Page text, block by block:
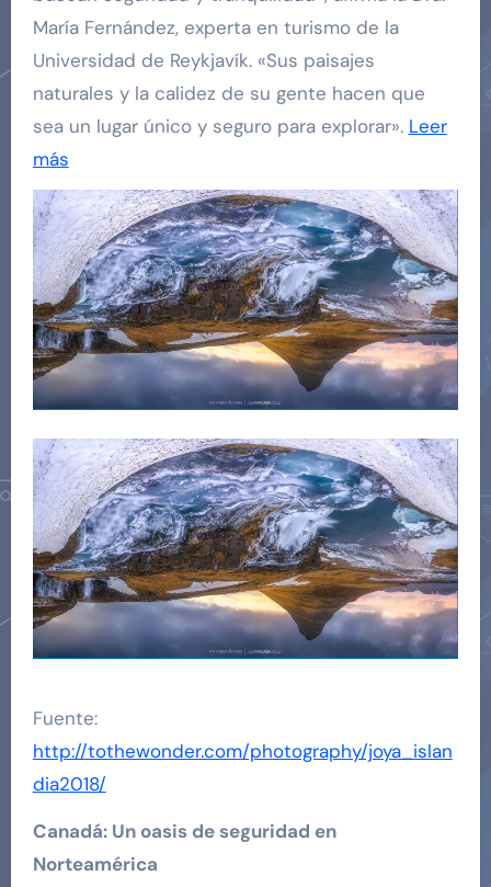
María Fernández, experta en turismo de la
Universidad de Reykjavík. «Sus paisajes
naturales y la calidez de su gente hacen que
sea un lugar único y seguro para explorar». Leer
más
Fuente:
http://tothewonder.com/photography/joya_islan
dia2018/
Canadá: Un oasis de seguridad en
Norteamérica